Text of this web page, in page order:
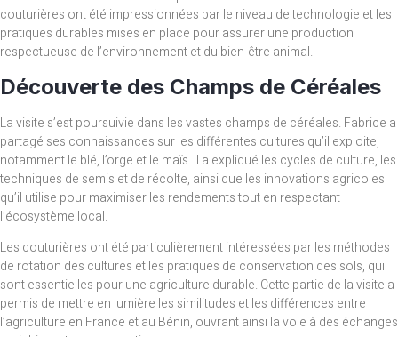
couturières ont été impressionnées par le niveau de technologie et les
pratiques durables mises en place pour assurer une production
respectueuse de l’environnement et du bien-être animal.
Découverte des Champs de Céréales
La visite s’est poursuivie dans les vastes champs de céréales. Fabrice a
partagé ses connaissances sur les différentes cultures qu’il exploite,
notamment le blé, l’orge et le maïs. Il a expliqué les cycles de culture, les
techniques de semis et de récolte, ainsi que les innovations agricoles
qu’il utilise pour maximiser les rendements tout en respectant
l’écosystème local.
Les couturières ont été particulièrement intéressées par les méthodes
de rotation des cultures et les pratiques de conservation des sols, qui
sont essentielles pour une agriculture durable. Cette partie de la visite a
permis de mettre en lumière les similitudes et les différences entre
l’agriculture en France et au Bénin, ouvrant ainsi la voie à des échanges